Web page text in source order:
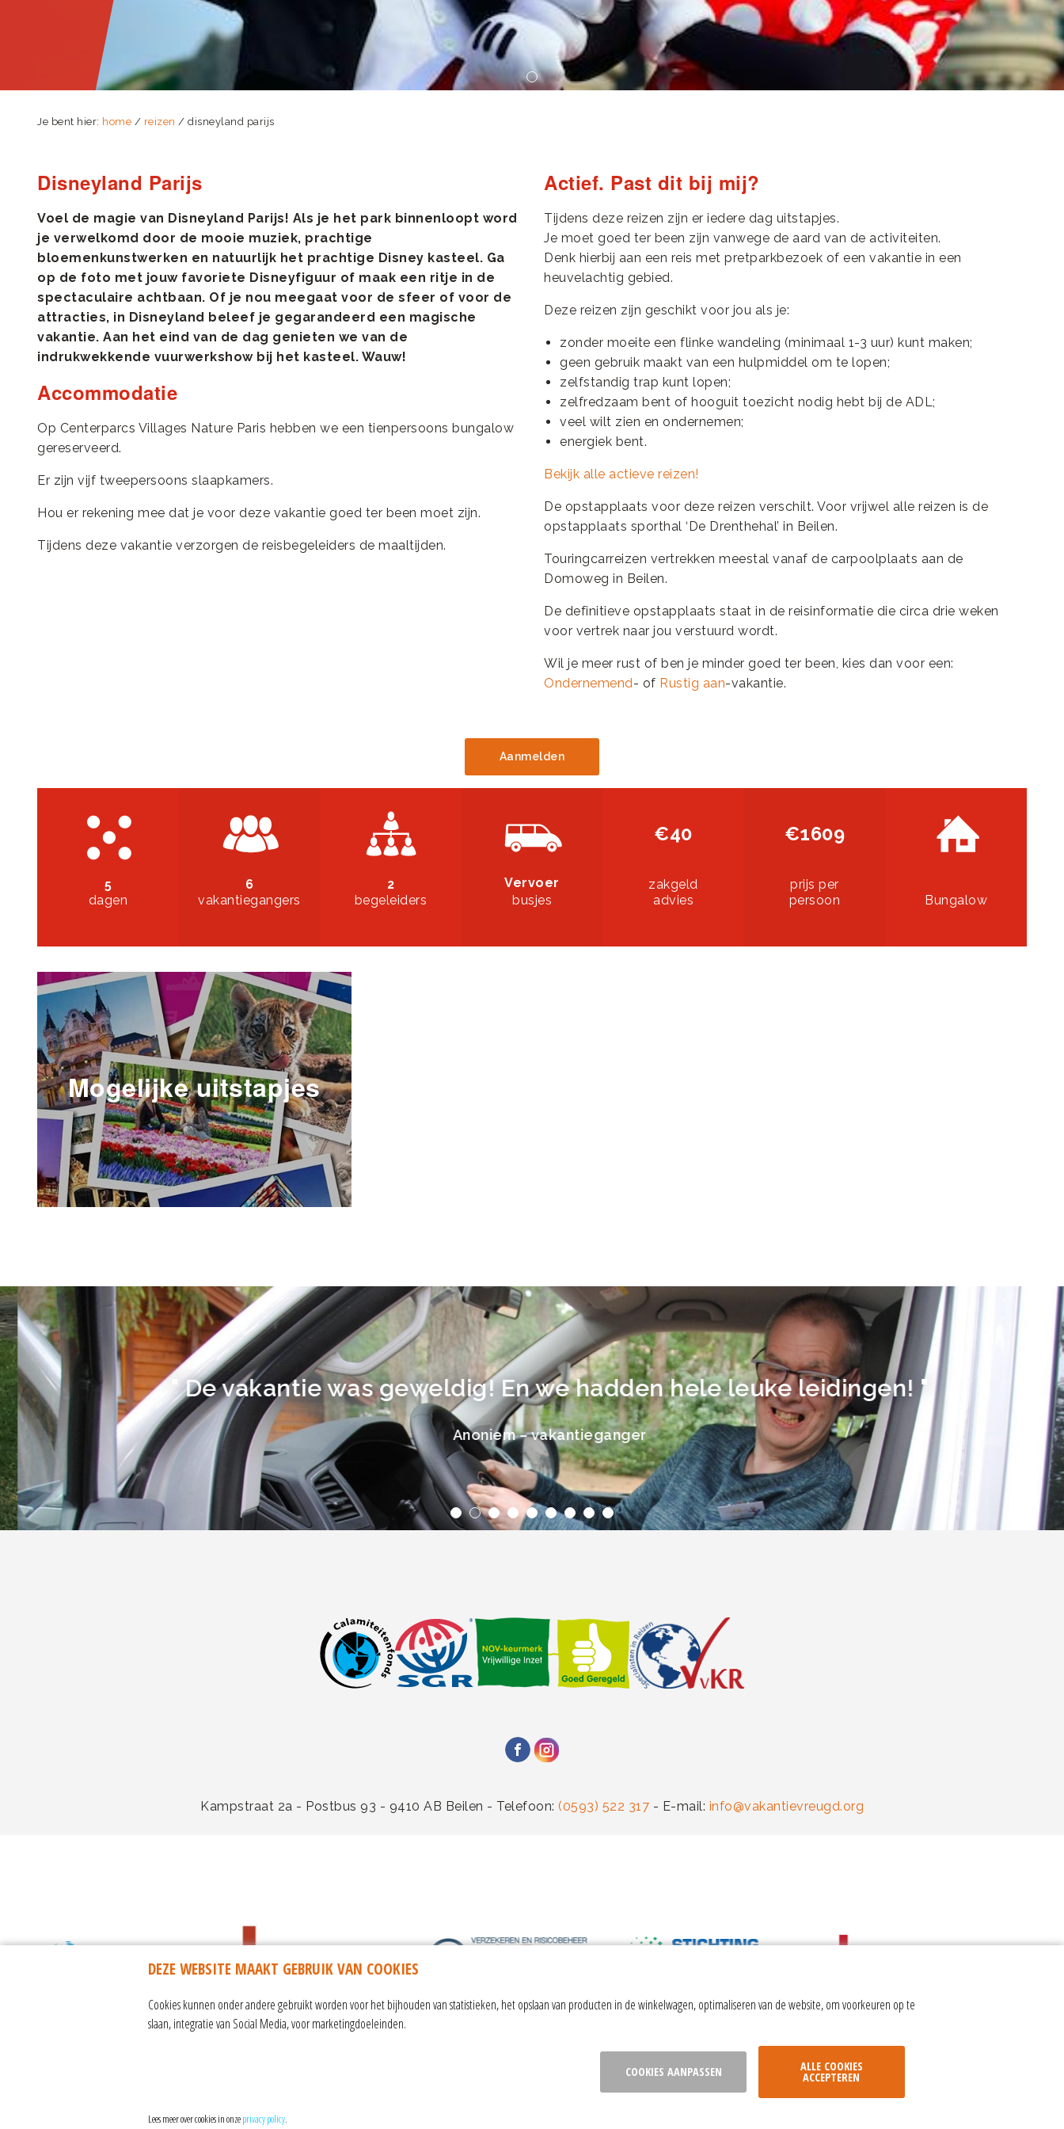
Je bent hier: home / reizen / disneyland parijs
Disneyland Parijs
Voel de magie van Disneyland Parijs! Als je het park binnenloopt word
je verwelkomd door de mooie muziek, prachtige
bloemenkunstwerken en natuurlijk het prachtige Disney kasteel. Ga
op de foto met jouw favoriete Disneyfiguur of maak een ritje in de
spectaculaire achtbaan. Of je nou meegaat voor de sfeer of voor de
attracties, in Disneyland beleef je gegarandeerd een magische
vakantie. Aan het eind van de dag genieten we van de
indrukwekkende vuurwerkshow bij het kasteel. Wauw!
Accommodatie
Op Centerparcs Villages Nature Paris hebben we een tienpersoons bungalow
gereserveerd.
Er zijn vijf tweepersoons slaapkamers.
Hou er rekening mee dat je voor deze vakantie goed ter been moet zijn.
Tijdens deze vakantie verzorgen de reisbegeleiders de maaltijden.
Actief. Past dit bij mij?
Tijdens deze reizen zijn er iedere dag uitstapjes.
Je moet goed ter been zijn vanwege de aard van de activiteiten.
Denk hierbij aan een reis met pretparkbezoek of een vakantie in een
heuvelachtig gebied.
Deze reizen zijn geschikt voor jou als je:
zonder moeite een flinke wandeling (minimaal 1-3 uur) kunt maken;
geen gebruik maakt van een hulpmiddel om te lopen;
zelfstandig trap kunt lopen;
zelfredzaam bent of hooguit toezicht nodig hebt bij de ADL;
veel wilt zien en ondernemen;
energiek bent.
Bekijk alle actieve reizen!
De opstapplaats voor deze reizen verschilt. Voor vrijwel alle reizen is de
opstapplaats sporthal ‘De Drenthehal’ in Beilen.
Touringcarreizen vertrekken meestal vanaf de carpoolplaats aan de
Domoweg in Beilen.
De definitieve opstapplaats staat in de reisinformatie die circa drie weken
voor vertrek naar jou verstuurd wordt.
Wil je meer rust of ben je minder goed ter been, kies dan voor een:
Ondernemend- of Rustig aan-vakantie.
Aanmelden
5
dagen
6
vakantiegangers
2
begeleiders
Vervoer
busjes
€40
zakgeld
advies
€1609
prijs per
persoon
Bungalow
Mogelijke uitstapjes
" De vakantie was geweldig! En we hadden hele leuke leidingen! "
Anoniem – vakantieganger
Kampstraat 2a - Postbus 93 - 9410 AB Beilen - Telefoon: (0593) 522 317 - E-mail: info@vakantievreugd.org
|contact| cookie instellingen Website door Webba
DEZE WEBSITE MAAKT GEBRUIK VAN COOKIES
Cookies kunnen onder andere gebruikt worden voor het bijhouden van statistieken, het opslaan van producten in de winkelwagen, optimaliseren van de website, om voorkeuren op te
slaan, integratie van Social Media, voor marketingdoeleinden.
COOKIES AANPASSEN ALLE COOKIES
ACCEPTEREN
Lees meer over cookies in onzeprivacy policy.